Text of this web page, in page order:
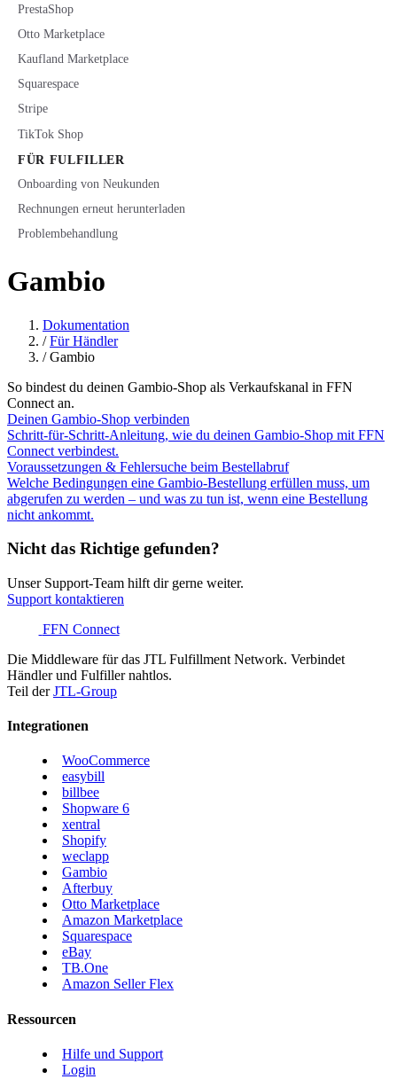
PrestaShop
Otto Marketplace
Kaufland Marketplace
Squarespace
Stripe
TikTok Shop
FÜR FULFILLER
Onboarding von Neukunden
Rechnungen erneut herunterladen
Problembehandlung
Gambio
Dokumentation
/ Für Händler
/ Gambio
So bindest du deinen Gambio-Shop als Verkaufskanal in FFN
Connect an.
Deinen Gambio-Shop verbinden
Schritt-für-Schritt-Anleitung, wie du deinen Gambio-Shop mit FFN
Connect verbindest.
Voraussetzungen & Fehlersuche beim Bestellabruf
Welche Bedingungen eine Gambio-Bestellung erfüllen muss, um
abgerufen zu werden – und was zu tun ist, wenn eine Bestellung
nicht ankommt.
Nicht das Richtige gefunden?
Unser Support-Team hilft dir gerne weiter.
Support kontaktieren
FFN Connect
Die Middleware für das JTL Fulfillment Network. Verbindet
Händler und Fulfiller nahtlos.
Teil derJTL-Group
Integrationen
WooCommerce
easybill
billbee
Shopware 6
xentral
Shopify
weclapp
Gambio
Afterbuy
Otto Marketplace
Amazon Marketplace
Squarespace
eBay
TB.One
Amazon Seller Flex
Ressourcen
Hilfe und Support
Login